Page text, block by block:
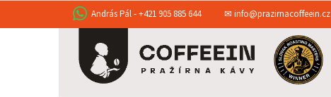
obsah
András Pál - +421 905 885 644 ✉ info@prazirnacoffeein.cz